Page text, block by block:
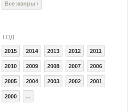
Все жанры ›
ГОД
2015 2014 2013 2012 2011
2010 2009 2008 2007 2006
2005 2004 2003 2002 2001
2000 ...